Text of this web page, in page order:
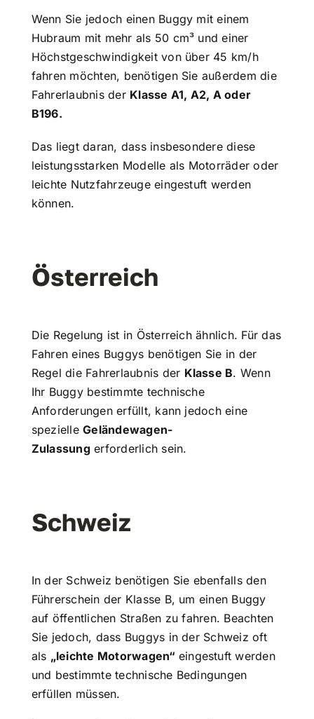
Wenn Sie jedoch einen Buggy mit einem
Hubraum mit mehr als 50 cm³ und einer
Höchstgeschwindigkeit von über 45 km/h
fahren möchten, benötigen Sie außerdem die
Fahrerlaubnis der Klasse A1, A2, A oder
B196.
Das liegt daran, dass insbesondere diese
leistungsstarken Modelle als Motorräder oder
leichte Nutzfahrzeuge eingestuft werden
können.
Österreich
Die Regelung ist in Österreich ähnlich. Für das
Fahren eines Buggys benötigen Sie in der
Regel die Fahrerlaubnis der Klasse B. Wenn
Ihr Buggy bestimmte technische
Anforderungen erfüllt, kann jedoch eine
spezielleGeländewagen-
Zulassungerforderlich sein.
Schweiz
In der Schweiz benötigen Sie ebenfalls den
Führerschein der Klasse B, um einen Buggy
auf öffentlichen Straßen zu fahren. Beachten
Sie jedoch, dass Buggys in der Schweiz oft
als „leichte Motorwagen“ eingestuft werden
und bestimmte technische Bedingungen
erfüllen müssen.